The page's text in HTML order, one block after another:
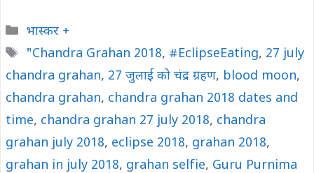
Categories
भास्कर +
Tags
"Chandra Grahan 2018, #EclipseEating, 27 july
chandra grahan, 27 जुलाई को चंद्र ग्रहण, blood moon,
chandra grahan, chandra grahan 2018 dates and
time, chandra grahan 27 july 2018, chandra
grahan july 2018, eclipse 2018, grahan 2018,
grahan in july 2018, grahan selfie, Guru Purnima